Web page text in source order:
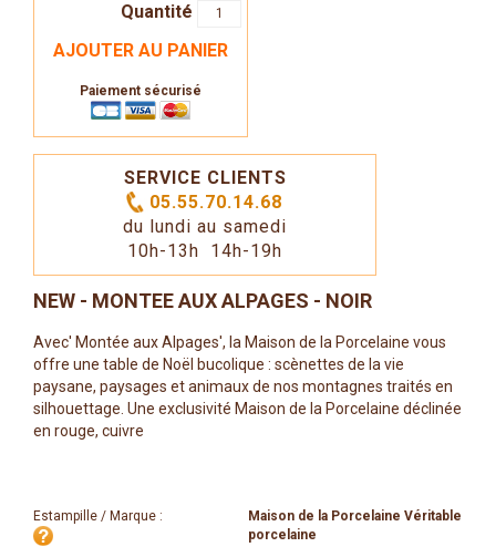
Quantité
AJOUTER AU PANIER
Paiement sécurisé
SERVICE CLIENTS
05.55.70.14.68
du lundi au samedi
10h-13h 14h-19h
NEW - MONTEE AUX ALPAGES - NOIR
Avec' Montée aux Alpages', la Maison de la Porcelaine vous
offre une table de Noël bucolique : scènettes de la vie
paysane, paysages et animaux de nos montagnes traités en
silhouettage. Une exclusivité Maison de la Porcelaine déclinée
en rouge, cuivre
Estampille / Marque :
Maison de la Porcelaine Véritable
porcelaine